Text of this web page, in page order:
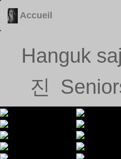
Accueil
Hanguk
진